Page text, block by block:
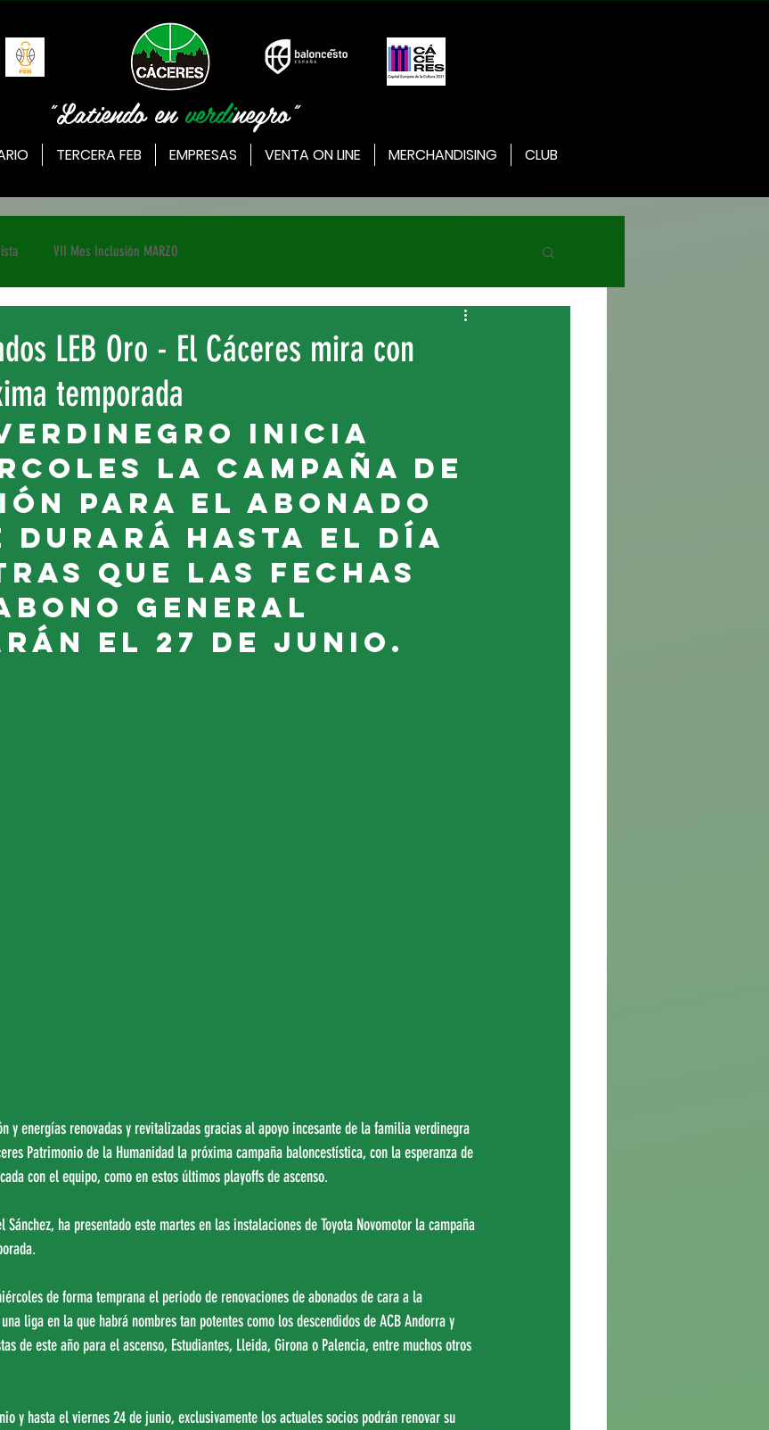
"Latiendo enverdinegro"
TERCERA FEB EMPRESAS VENTA ON LINE MERCHANDISING CLUB
VII Mes Inclusión MARZO
LEB Oro - El Cáceres mira con
temporada
inicia
la campaña de
para el abonado
durará hasta el día
que las fechas
general
el 27 de junio.
y energías renovadas y revitalizadas gracias al apoyo incesante de la familia verdinegra
Patrimonio de la Humanidad la próxima campaña baloncestística, con la esperanza de
con el equipo, como en estos últimos playoffs de ascenso.
Sánchez, ha presentado este martes en las instalaciones de Toyota Novomotor la campaña
de forma temprana el periodo de renovaciones de abonados de cara a la
liga en la que habrá nombres tan potentes como los descendidos de ACB Andorra y
de este año para el ascenso, Estudiantes, Lleida, Girona o Palencia, entre muchos otros
y hasta el viernes 24 de junio, exclusivamente los actuales socios podrán renovar su